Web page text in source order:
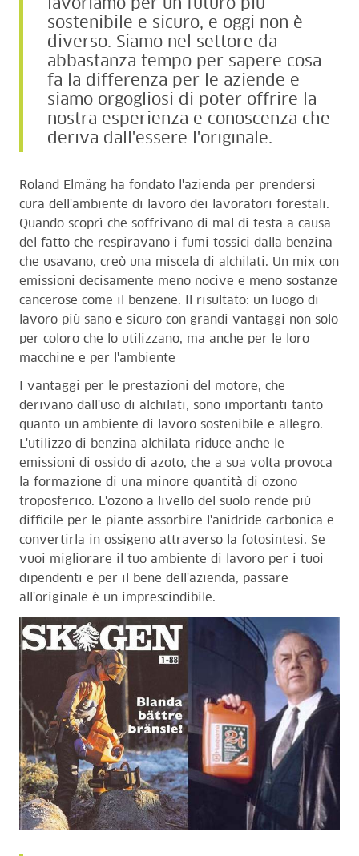
lavoriamo per un futuro più
sostenibile e sicuro, e oggi non è
diverso. Siamo nel settore da
abbastanza tempo per sapere cosa
fa la differenza per le aziende e
siamo orgogliosi di poter offrire la
nostra esperienza e conoscenza che
deriva dall'essere l'originale.
Roland Elmäng ha fondato l'azienda per prendersi
cura dell'ambiente di lavoro dei lavoratori forestali.
Quando scoprì che soffrivano di mal di testa a causa
del fatto che respiravano i fumi tossici dalla benzina
che usavano, creò una miscela di alchilati. Un mix con
emissioni decisamente meno nocive e meno sostanze
cancerose come il benzene. Il risultato: un luogo di
lavoro più sano e sicuro con grandi vantaggi non solo
per coloro che lo utilizzano, ma anche per le loro
macchine e per l'ambiente
I vantaggi per le prestazioni del motore, che
derivano dall'uso di alchilati, sono importanti tanto
quanto un ambiente di lavoro sostenibile e allegro.
L'utilizzo di benzina alchilata riduce anche le
emissioni di ossido di azoto, che a sua volta provoca
la formazione di una minore quantità di ozono
troposferico. L'ozono a livello del suolo rende più
difficile per le piante assorbire l'anidride carbonica e
convertirla in ossigeno attraverso la fotosintesi. Se
vuoi migliorare il tuo ambiente di lavoro per i tuoi
dipendenti e per il bene dell'azienda, passare
all'originale è un imprescindibile.